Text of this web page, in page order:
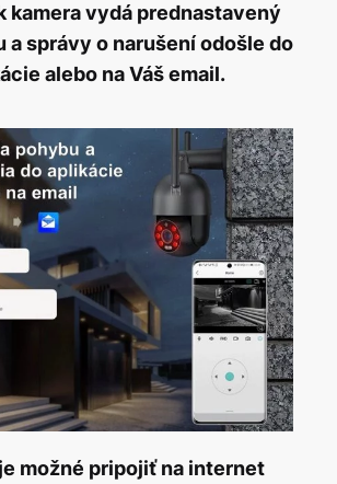
kamera vydá prednastavený
a správy o narušení odošle do
alebo na Váš email.
možné pripojiť na internet